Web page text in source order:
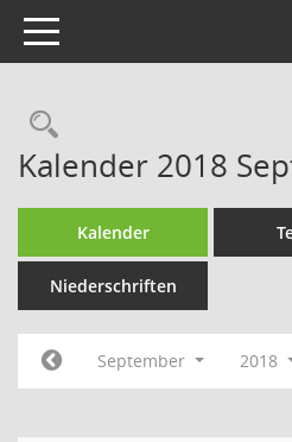
Toggle navigation
Rechercheauswahl
Kalender 2018
Kalender
Niederschriften
September 2018